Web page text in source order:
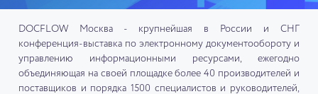
DOCFLOW Москва - крупнейшая в России и СНГ
конференция-выставка по электронному документообороту и
управлению информационными ресурсами, ежегодно
объединяющая на своей площадке более 40 производителей и
поставщиков и порядка 1500 специалистов и руководителей,